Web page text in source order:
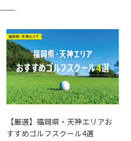
【厳選】福岡県・天神エリアお
すすめゴルフスクール4選